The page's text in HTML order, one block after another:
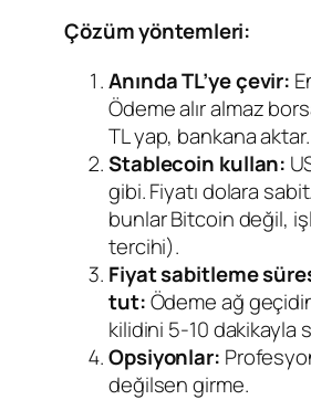
Çözüm yöntemleri:
Anında TL’ye çevir:
Ödeme alır almaz
TL yap, bankana aktar.
Stablecoin kullan:
gibi. Fiyatı dolara
bunlar Bitcoin değil,
tercihi).
Fiyat sabitleme
tut:Ödeme ağ
kilidini 5-10 dakikayla
Opsiyonlar:
değilsen girme.